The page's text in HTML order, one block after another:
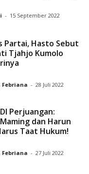
- 15 September 2022
Partai, Hasto Sebut
Tjahjo Kumolo
- 28 Juli 2022
Perjuangan:
dan Harun
Taat Hukum!
- 27 Juli 2022